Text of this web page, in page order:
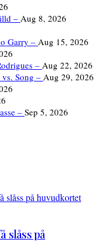
–Aug 8, 2026
Garry – Aug 15, 2026
– Aug 22, 2026
Song – Aug 29, 2026
– Sep 5, 2026
slåss på